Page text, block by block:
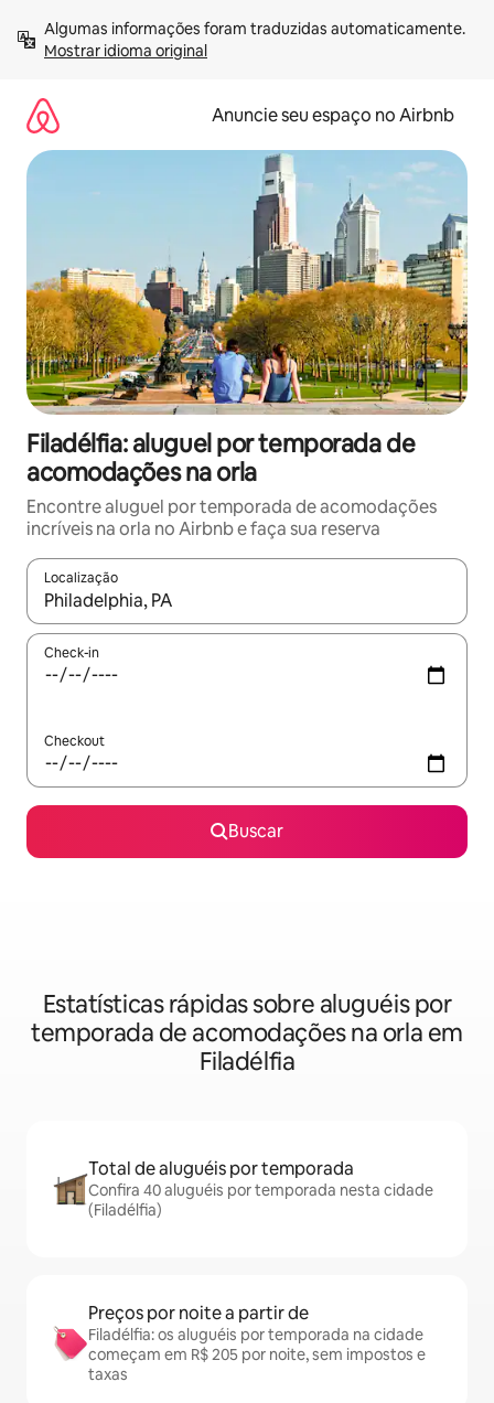
para
Mostrar idioma original
Anuncie seu espaço no Airbnb
Filadélfia: aluguel por temporada de
acomodações na orla
Encontre aluguel por temporada de acomodações
incríveis na orla no Airbnb e faça sua reserva
Localização
Quando os resultados estiverem disponíveis, explore-os
Check-in
Checkout
Buscar
Estatísticas rápidas sobre aluguéis por
temporada de acomodações na orla em
Filadélfia
Total de aluguéis por temporada
Confira 40 aluguéis por temporada nesta cidade
(Filadélfia)
Preços por noite a partir de
Filadélfia: os aluguéis por temporada na cidade
começam em R$ 205 por noite, sem impostos e
taxas